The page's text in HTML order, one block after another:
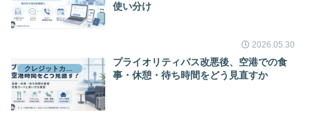
使い分け
2026.05.30
プライオリティパス改悪後、空港での食
事・休憩・待ち時間をどう見直すか